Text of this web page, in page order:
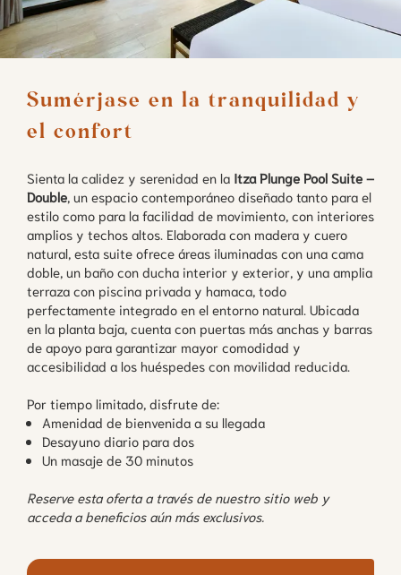
Sumérjase en la tranquilidad y
el confort
Sienta la calidez y serenidad en la Itza Plunge Pool Suite –
Double , un espacio contemporáneo diseñado tanto para el
estilo como para la facilidad de movimiento, con interiores
amplios y techos altos. Elaborada con madera y cuero
natural, esta suite ofrece áreas iluminadas con una cama
doble, un baño con ducha interior y exterior, y una amplia
terraza con piscina privada y hamaca, todo
perfectamente integrado en el entorno natural. Ubicada
en la planta baja, cuenta con puertas más anchas y barras
de apoyo para garantizar mayor comodidad y
accesibilidad a los huéspedes con movilidad reducida.
Por tiempo limitado, disfrute de:
Amenidad de bienvenida a su llegada
Desayuno diario para dos
Un masaje de 30 minutos
Reserve esta oferta a través de nuestro sitio web y
acceda a beneficios aún más exclusivos.